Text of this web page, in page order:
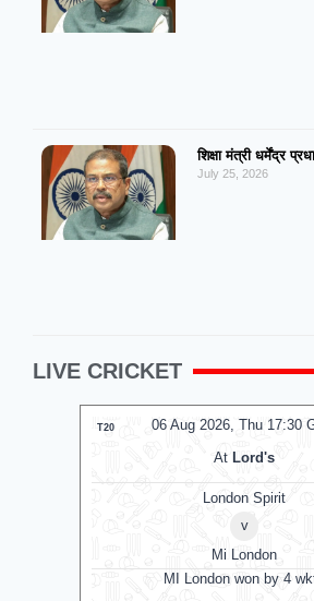
शिक्षा मंत्री धर्मेंद्र
July 25, 2026
LIVE CRICKET
06 Aug 2026, Thu 17:30
T20
At Lord's
London Spirit
v
Mi London
MI London won by 4